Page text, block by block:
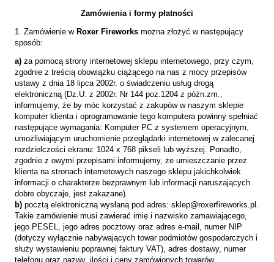
Zamówienia i formy płatności
1. Zamówienie w Roxer Fireworks można złożyć w następujący
sposób:
a) za pomocą strony internetowej sklepu internetowego, przy czym,
zgodnie z treścią obowiązku ciążącego na nas z mocy przepisów
ustawy z dnia 18 lipca 2002r. o świadczeniu usług drogą
elektroniczną (Dz.U. z 2002r. Nr 144 poz.1204 z późn.zm.,
informujemy, że by móc korzystać z zakupów w naszym sklepie
komputer klienta i oprogramowanie tego komputera powinny spełniać
następujące wymagania: Komputer PC z systemem operacyjnym,
umożliwiającym uruchomienie przeglądarki internetowej w zalecanej
rozdzielczości ekranu: 1024 x 768 pikseli lub wyższej. Ponadto,
zgodnie z owymi przepisami informujemy, że umieszczanie przez
klienta na stronach internetowych naszego sklepu jakichkolwiek
informacji o charakterze bezprawnym lub informacji naruszających
dobre obyczaje, jest zakazane).
b) pocztą elektroniczną wysłaną pod adres: sklep@roxerfireworks.pl.
Takie zamówienie musi zawierać imię i nazwisko zamawiającego,
jego PESEL, jego adres pocztowy oraz adres e-mail, numer NIP
(dotyczy wyłącznie nabywających towar podmiotów gospodarczych i
służy wystawieniu poprawnej faktury VAT), adres dostawy, numer
telefonu oraz nazwy, ilości i ceny zamówionych towarów.